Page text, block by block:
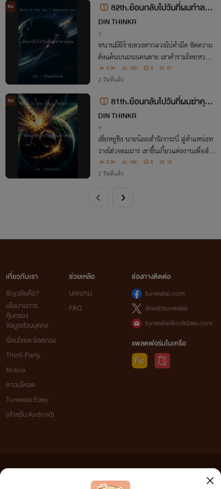
จบ
82th.ย้อนกลับไปวันที่ผมทำลาย
คุณ : Back to the day I destroye
d you
DIN THINKR
Y
หนานมี่ผีร้ายดวงตากลวงโบ๋ดำมืด ซัดความ
คั่งแค้นบนถนนคนตาย เขาคำรามโหยหวนพุ่
งชนวิญญาณมากมายแตกกระเจิง เขาสร้าง
ปัญหา กรีดร้องน้ำตาเป็นสายเลือด ใช้ออร่า
รอบตัวสีขาวพร่างทำลายได้แม้แต่ระบบเพื่อ
กลับสู่อดีต
2.3K 135 5 27
2 วันที่แล้ว
จบ
81th.ย้อนกลับไปวันที่ผมฆ่าคุณ
: Back to the day I killed you
DIN THINKR
Y
เซี่ยหยูชิง นายน้อยสำนักกระบี่ สู่ตำแหน่งห
วางโฮ่วจอมมาร เขาขึ้นเกี้ยวแต่งงานเพื่อสัญ
ญาสงบศึกสองเผ่าพันธุ์ รับบทหวางโฮ่วห้าปี
มอบร่างกายโดยใจไม่จำนน เขาชิงชังเผ่ามาร
2.3K 136 6 19
2 วันที่แล้ว
เกี่ยวกับเรา
ธัญวลัยคือ?
นโยบายการ
คุ้มครอง
ข้อมูลส่วนบุคคล
เงื่อนไขและข้อตกลง
Third-Party
Notice
ดาวน์โหลด
Tunwalai Easy
(สำหรับ Android)
ช่วยเหลือ
บทความ
FAQ
ช่องทางติดต่อ
tunwalai.com
@webtunwalai
tunwalai@ookbee.com
แพลตฟอร์มในเครือ
เว็บไซต์แห่งนี้ไม่ได้เห็นด้วยและไม่ขอรับผิดชอบต่อข้อความใดๆ ทั้งสิ้น ดังนั้นผู้อ่านทุกท่านโปรดใช้